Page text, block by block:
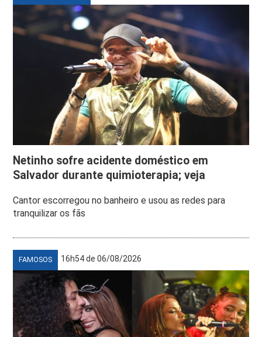
Netinho sofre acidente doméstico em
Salvador durante quimioterapia; veja
Cantor escorregou no banheiro e usou as redes para
tranquilizar os fãs
FAMOSOS 16h54 de 06/08/2026